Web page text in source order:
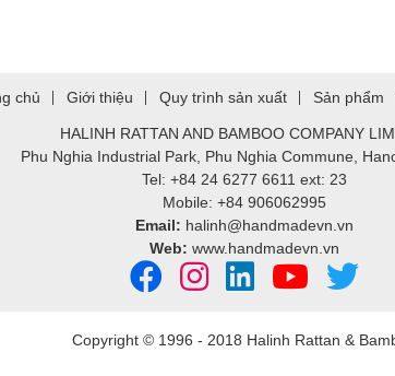
chủ Giới thiệu Quy trình sản xuất Sản phẩm
HALINH RATTAN AND BAMBOO COMPANY
Phu Nghia Industrial Park, Phu Nghia Commune,
Tel: +84 24 6277 6611 ext: 23
Mobile: +84 906062995
Email: halinh@handmadevn.vn
Web: www.handmadevn.vn
Copyright © 1996 - 2018 Halinh Rattan &